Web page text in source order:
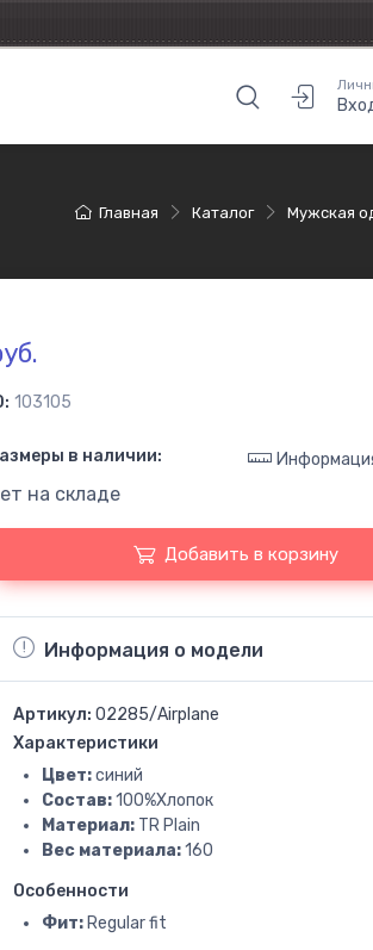
Главная Каталог Мужская
103105
в наличии:
на складе
Добавить в корзину
Информация о модели
Артикул: 02285/Airplane
Характеристики
Цвет:синий
Состав:100%Хлопок
Материал:TR Plain
Вес материала:160
Особенности
Фит:Regular fit